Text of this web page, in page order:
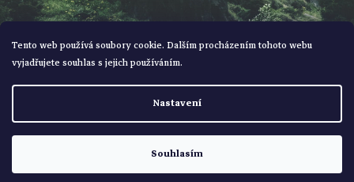
Tento web používá soubory cookie. Dalším procházením tohoto webu
vyjadřujete souhlas s jejich používáním.
Nastavení
Souhlasím
Vytvořil Shoptet
Bohemialov. Všechna práva vyhrazena.